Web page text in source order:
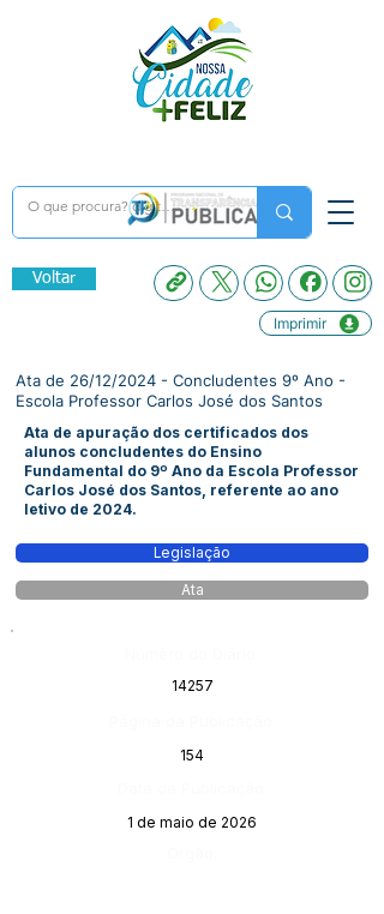
Voltar
Imprimir
Ata de 26/12/2024 - Concludentes 9º Ano -
Escola Professor Carlos José dos Santos
Ata de apuração dos certificados dos
alunos concludentes do Ensino
Fundamental do 9º Ano da Escola Professor
Carlos José dos Santos, referente ao ano
letivo de 2024.
Legislação
Ata
14257
154
1 de maio de 2026